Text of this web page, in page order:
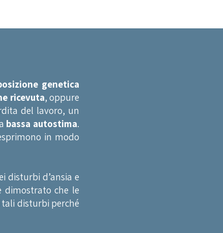
genetica
ricevuta, oppure
del lavoro, un
bassa autostima.
in modo
disturbi d’ansia e
dimostrato che le
disturbi perché